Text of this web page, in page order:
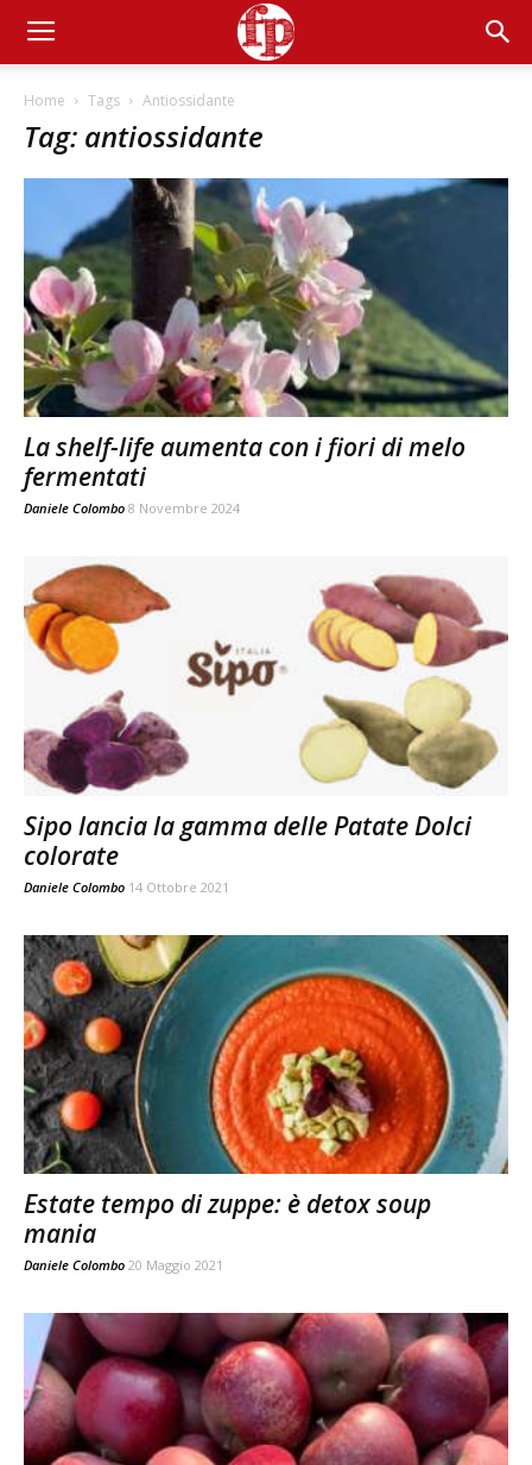
Home Tags Antiossidante
Tag: antiossidante
La shelf-life aumenta con i fiori di melo
fermentati
Daniele Colombo 8 Novembre 2024
Sipo lancia la gamma delle Patate Dolci
colorate
Daniele Colombo 14 Ottobre 2021
Estate tempo di zuppe: è detox soup
mania
Daniele Colombo 20 Maggio 2021